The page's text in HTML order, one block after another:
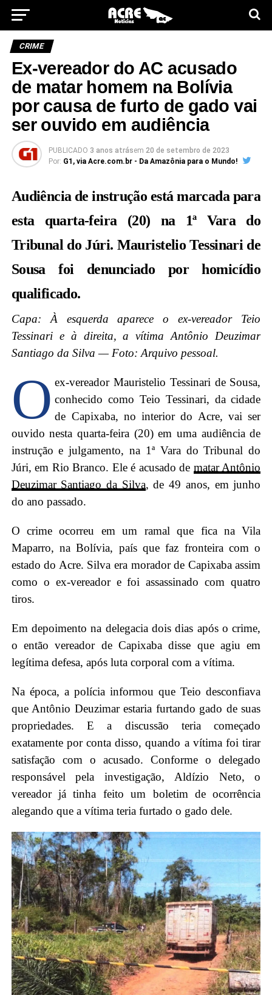
CRIME
Ex-vereador do AC acusado
de matar homem na Bolívia
por causa de furto de gado vai
ser ouvido em audiência
PUBLICADO 3 anos atrásem 20 de setembro de 2023
Por: G1, via Acre.com.br - Da Amazônia para o Mundo!
Audiência de instrução está marcada para
esta quarta-feira (20) na 1ª Vara do
Tribunal do Júri. Mauristelio Tessinari de
Sousa foi denunciado por homicídio
qualificado.
Capa: À esquerda aparece o ex-vereador Teio
Tessinari e à direita, a vítima Antônio Deuzimar
Santiago da Silva — Foto: Arquivo pessoal.
O ex-vereador Mauristelio Tessinari de Sousa,
conhecido como Teio Tessinari, da cidade
de Capixaba, no interior do Acre, vai ser
ouvido nesta quarta-feira (20) em uma audiência de
instrução e julgamento, na 1ª Vara do Tribunal do
Júri, em Rio Branco. Ele é acusado de matar Antônio
Deuzimar Santiago da Silva, de 49 anos, em junho
do ano passado.
O crime ocorreu em um ramal que fica na Vila
Maparro, na Bolívia, país que faz fronteira com o
estado do Acre. Silva era morador de Capixaba assim
como o ex-vereador e foi assassinado com quatro
tiros.
Em depoimento na delegacia dois dias após o crime,
o então vereador de Capixaba disse que agiu em
legítima defesa, após luta corporal com a vítima.
Na época, a polícia informou que Teio desconfiava
que Antônio Deuzimar estaria furtando gado de suas
propriedades. E a discussão teria começado
exatamente por conta disso, quando a vítima foi tirar
satisfação com o acusado. Conforme o delegado
responsável pela investigação, Aldízio Neto, o
vereador já tinha feito um boletim de ocorrência
alegando que a vítima teria furtado o gado dele.